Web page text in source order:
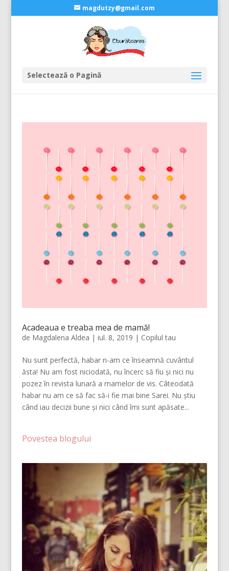
magdutzy@gmail.com
Selectează o Pagină
Acadeaua e treaba mea de mamă!
de Magdalena Aldea | iul. 8, 2019 | Copilul tau
Nu sunt perfectă, habar n-am ce înseamnă cuvântul
ăsta! Nu am fost niciodată, nu încerc să fiu și nici nu
pozez în revista lunară a mamelor de vis. Câteodată
habar nu am ce să fac să-i fie mai bine Sarei. Nu știu
când iau decizii bune și nici când îmi sunt apăsate...
Povestea blogului